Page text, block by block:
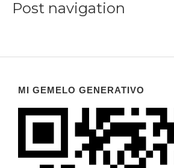
Post navigation
MI GEMELO GENERATIVO